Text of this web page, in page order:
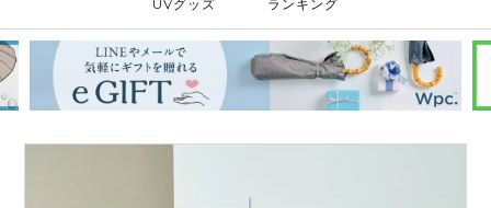
UVグッズ ランキング